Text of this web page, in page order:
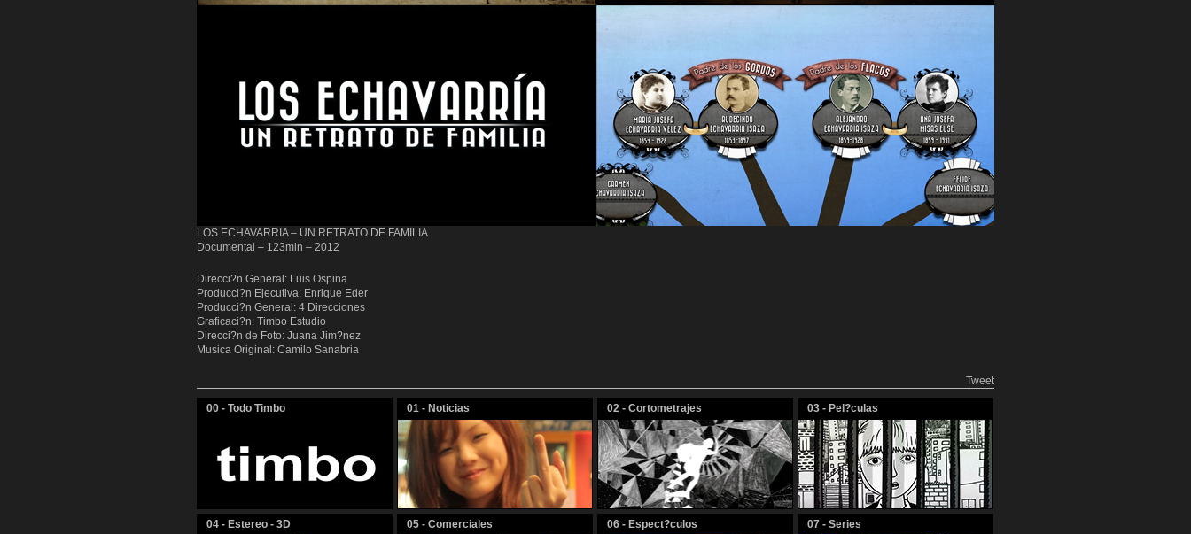
LOS ECHAVARRIA – UN RETRATO DE FAMILIA
Documental – 123min – 2012
Direcci?n General: Luis Ospina
Producci?n Ejecutiva: Enrique Eder
Producci?n General: 4 Direcciones
Graficaci?n: Timbo Estudio
Direcci?n de Foto: Juana Jim?nez
Musica Original: Camilo Sanabria
Tweet
00 - Todo Timbo 01 - Noticias 02 - Cortometrajes 03 - Pel?culas
04 - Estereo - 3D 05 - Comerciales 06 - Espect?culos 07 - Series